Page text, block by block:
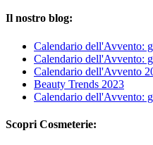
Il nostro blog:
Calendario dell'Avvento:
Calendario dell'Avvento:
Calendario dell'Avvento
Beauty Trends 2023
Calendario dell'Avvento:
Scopri Cosmeterie: